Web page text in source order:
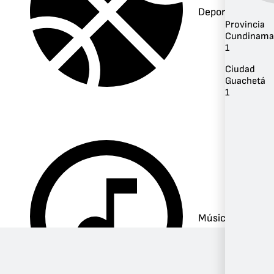
Deportes
Música
Provincia
1
Ciudad
Guachetá
1